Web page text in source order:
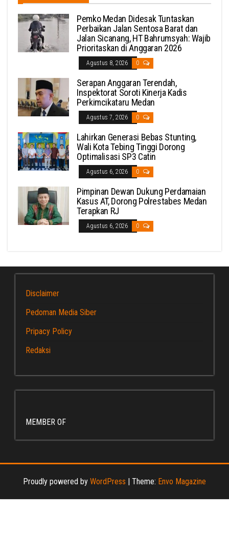
Pemko Medan Didesak Tuntaskan
Perbaikan Jalan Sentosa Barat dan
Jalan Sicanang, HT Bahrumsyah: Wajib
Prioritaskan di Anggaran 2026
Agustus 8, 2026 0
Serapan Anggaran Terendah,
Inspektorat Soroti Kinerja Kadis
Perkimcikataru Medan
Agustus 7, 2026 0
Lahirkan Generasi Bebas Stunting,
Wali Kota Tebing Tinggi Dorong
Optimalisasi SP3 Catin
Agustus 6, 2026 0
Pimpinan Dewan Dukung Perdamaian
Kasus AT, Dorong Polrestabes Medan
Terapkan RJ
Agustus 6, 2026 0
Disclaimer
Pedoman Media Siber
Pripacy Policy
Redaksi
MEMBER OF
Proudly powered by WordPress Theme: Envo Magazine